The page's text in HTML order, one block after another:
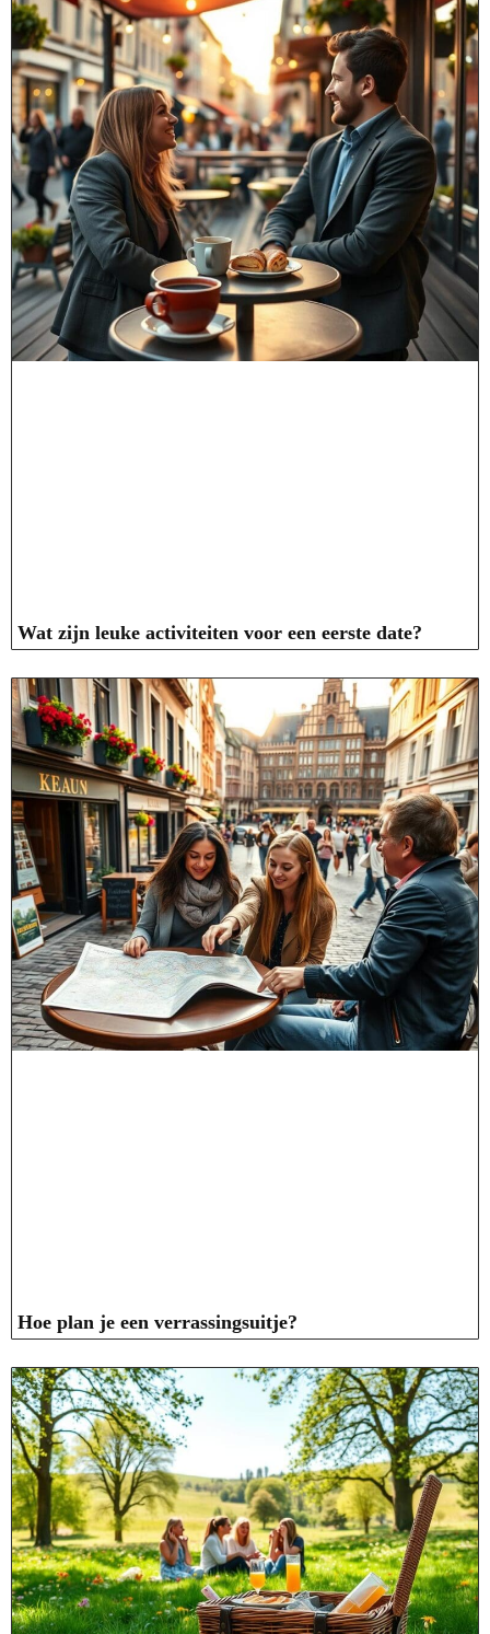
Wat zijn leuke activiteiten voor een eerste date?
Hoe plan je een verrassingsuitje?